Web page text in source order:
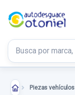
Buscar productos
Piezas vehículos